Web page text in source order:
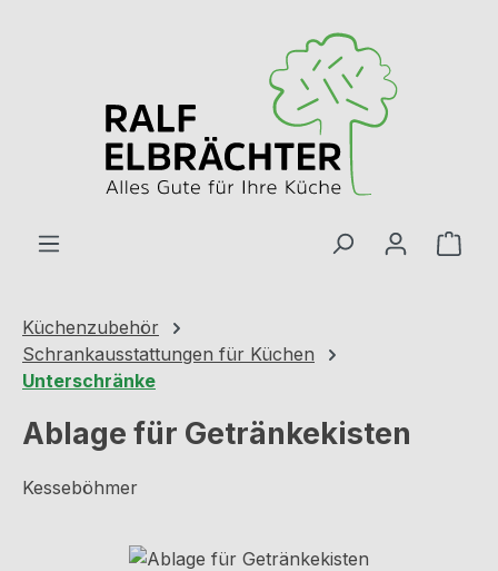
Küchenzubehör
Schrankausstattungen für Küchen
Unterschränke
Ablage für Getränkekisten
Kesseböhmer
Bildergalerie überspringen